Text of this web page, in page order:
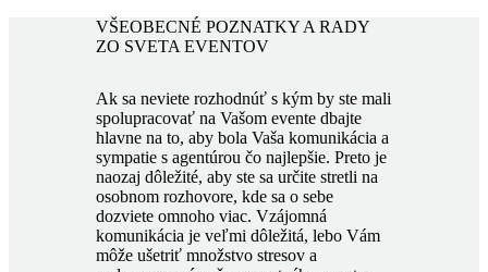
VŠEOBECNÉ POZNATKY A RADY
ZO SVETA EVENTOV
Ak sa neviete rozhodnúť s kým by ste mali
spolupracovať na Vašom evente dbajte
hlavne na to, aby bola Vaša komunikácia a
sympatie s agentúrou čo najlepšie. Preto je
naozaj dôležité, aby ste sa určite stretli na
osobnom rozhovore, kde sa o sebe
dozviete omnoho viac. Vzájomná
komunikácia je veľmi dôležitá, lebo Vám
môže ušetriť množstvo stresov a